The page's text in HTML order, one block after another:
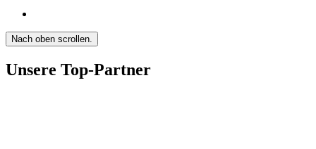
Nach oben scrollen.
Unsere Top-Partner